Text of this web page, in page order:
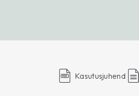
Kasutusjuhend